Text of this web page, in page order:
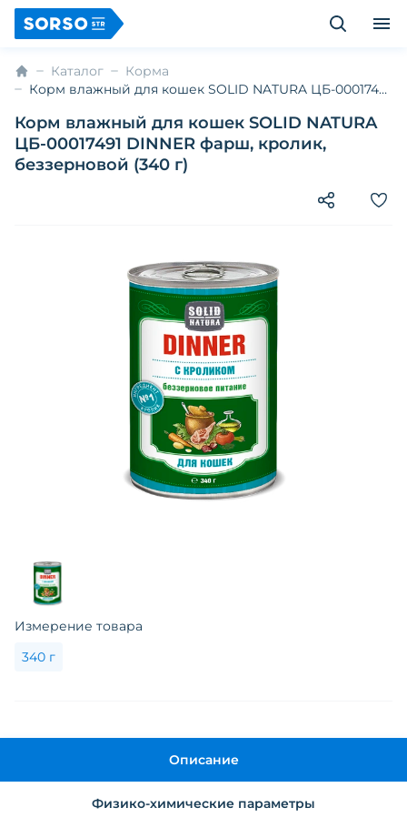
Каталог
Корма
Корм влажный для кошек SOLID NATURA ЦБ-00017491
Корм влажный для кошек SOLID NATURA
ЦБ-00017491 DINNER фарш, кролик,
беззерновой (340 г)
Измерение товара
340 г
Описание
Физико-химические параметры